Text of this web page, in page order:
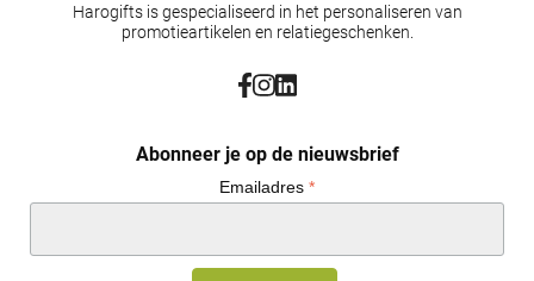
Harogifts is gespecialiseerd in het personaliseren van
promotieartikelen en relatiegeschenken.
Abonneer je op de nieuwsbrief
Emailadres *